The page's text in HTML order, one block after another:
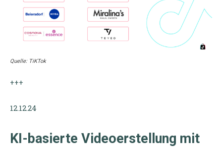
Quelle: TiKTok
+++
12.12.24
KI-basierte Videoerstellung mit